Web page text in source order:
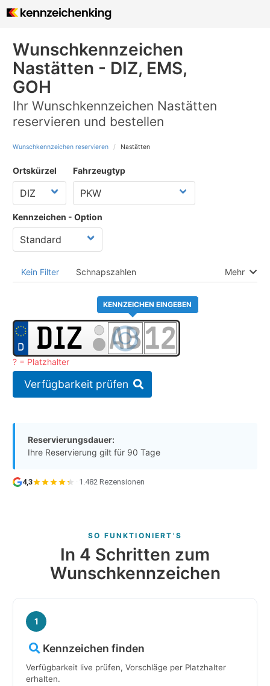
Wunschkennzeichen
Nastätten - DIZ, EMS,
GOH
Ihr Wunschkennzeichen Nastätten
reservieren und bestellen
Wunschkennzeichen reservieren Nastätten
Ortskürzel Fahrzeugtyp
Kennzeichen - Option
Kein Filter Schnapszahlen Mehr
KENNZEICHEN EINGEBEN
? = Platzhalter
Verfügbarkeit prüfen
Reservierungsdauer:
Ihre Reservierung gilt für 90 Tage
4,3 · 1.482 Rezensionen
SO FUNKTIONIERT'S
In 4 Schritten zum
Wunschkennzeichen
1
Kennzeichen finden
Verfügbarkeit live prüfen, Vorschläge per Platzhalter
erhalten.